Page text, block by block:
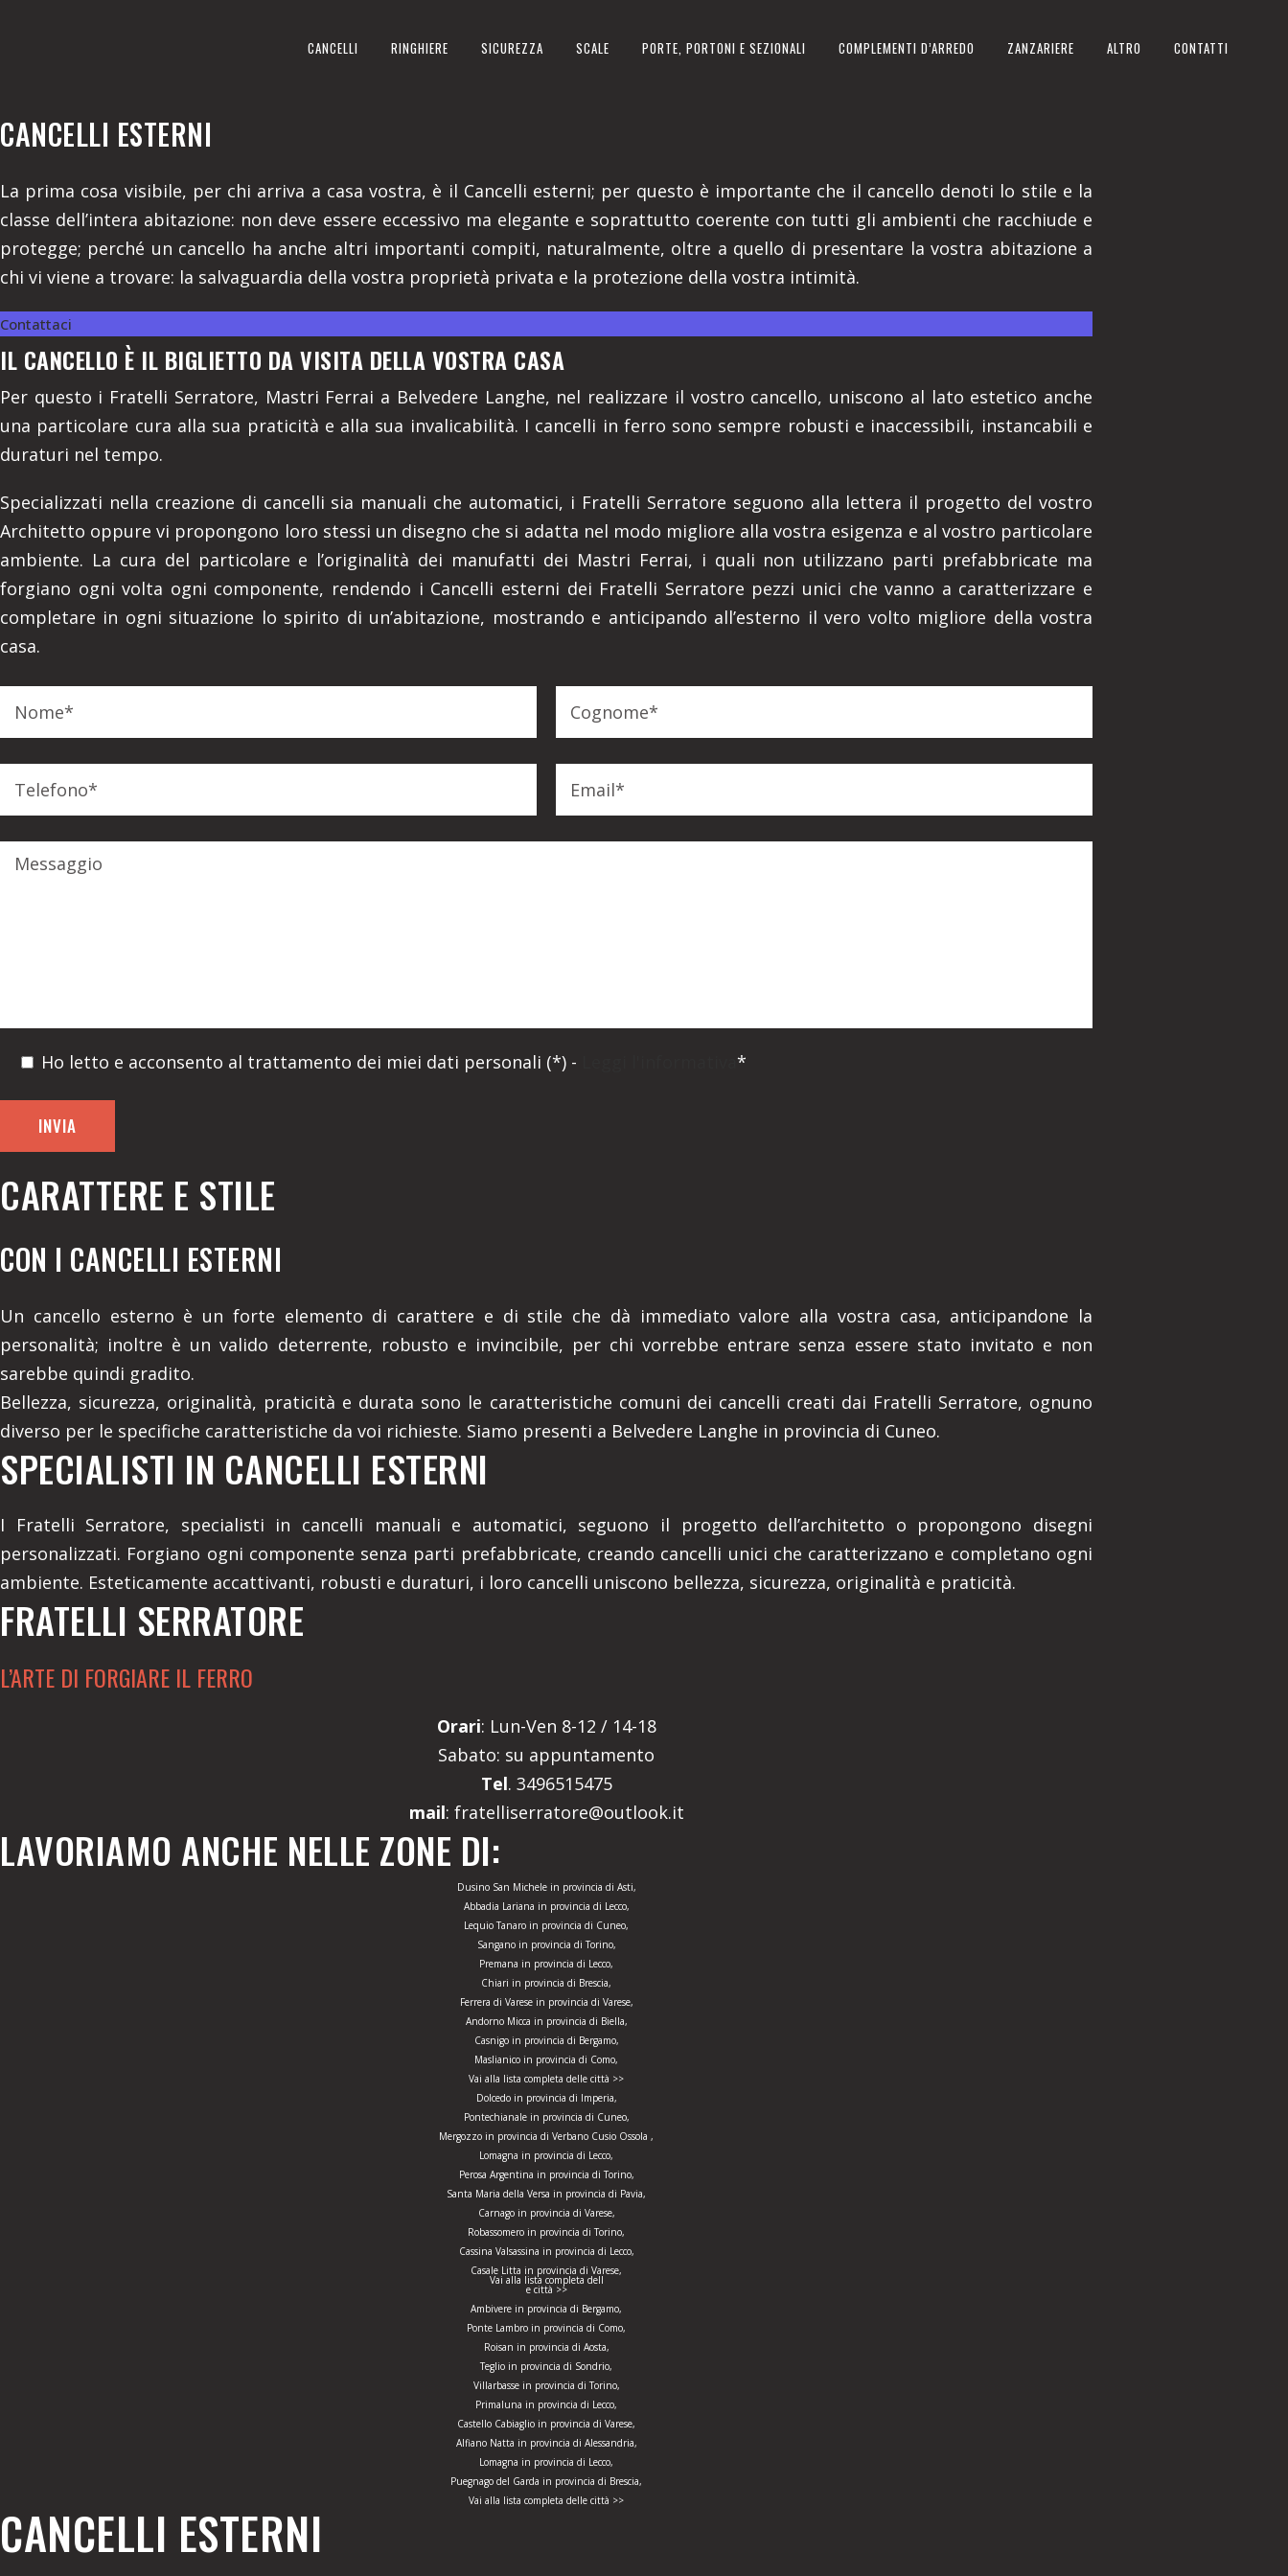
CANCELLI RINGHIERE SICUREZZA SCALE PORTE, PORTONI E SEZIONALI COMPLEMENTI D’ARREDO ZANZARIERE ALTRO CONTATTI
REALIZZIAMO A BELVEDERE LANGHE IN PROVINCIA DI CUNEO
CANCELLI ESTERNI
La prima cosa visibile, per chi arriva a casa vostra, è il Cancelli esterni; per questo è importante che il cancello denoti lo stile e la
classe dell’intera abitazione: non deve essere eccessivo ma elegante e soprattutto coerente con tutti gli ambienti che racchiude e
protegge; perché un cancello ha anche altri importanti compiti, naturalmente, oltre a quello di presentare la vostra abitazione a
chi vi viene a trovare: la salvaguardia della vostra proprietà privata e la protezione della vostra intimità.
Contattaci
IL CANCELLO È IL BIGLIETTO DA VISITA DELLA VOSTRA CASA
Per questo i Fratelli Serratore, Mastri Ferrai a Belvedere Langhe, nel realizzare il vostro cancello, uniscono al lato estetico anche
una particolare cura alla sua praticità e alla sua invalicabilità. I cancelli in ferro sono sempre robusti e inaccessibili, instancabili e
duraturi nel tempo.
Specializzati nella creazione di cancelli sia manuali che automatici, i Fratelli Serratore seguono alla lettera il progetto del vostro
Architetto oppure vi propongono loro stessi un disegno che si adatta nel modo migliore alla vostra esigenza e al vostro particolare
ambiente. La cura del particolare e l’originalità dei manufatti dei Mastri Ferrai, i quali non utilizzano parti prefabbricate ma
forgiano ogni volta ogni componente, rendendo i Cancelli esterni dei Fratelli Serratore pezzi unici che vanno a caratterizzare e
completare in ogni situazione lo spirito di un’abitazione, mostrando e anticipando all’esterno il vero volto migliore della vostra
casa.
Ho letto e acconsento al trattamento dei miei dati personali (*) - *
CARATTERE E STILE
CON I CANCELLI ESTERNI
Un cancello esterno è un forte elemento di carattere e di stile che dà immediato valore alla vostra casa, anticipandone la
personalità; inoltre è un valido deterrente, robusto e invincibile, per chi vorrebbe entrare senza essere stato invitato e non
sarebbe quindi gradito.
Bellezza, sicurezza, originalità, praticità e durata sono le caratteristiche comuni dei cancelli creati dai Fratelli Serratore, ognuno
diverso per le specifiche caratteristiche da voi richieste. Siamo presenti a Belvedere Langhe in provincia di Cuneo.
SPECIALISTI IN CANCELLI ESTERNI
I Fratelli Serratore, specialisti in cancelli manuali e automatici, seguono il progetto dell’architetto o propongono disegni
personalizzati. Forgiano ogni componente senza parti prefabbricate, creando cancelli unici che caratterizzano e completano ogni
ambiente. Esteticamente accattivanti, robusti e duraturi, i loro cancelli uniscono bellezza, sicurezza, originalità e praticità.
FRATELLI SERRATORE
L’ARTE DI FORGIARE IL FERRO
Orari: Lun-Ven 8-12 / 14-18
Sabato: su appuntamento
Tel. 3496515475
mail: fratelliserratore@outlook.it
LAVORIAMO ANCHE NELLE ZONE DI:
Dusino San Michele in provincia di Asti,
Abbadia Lariana in provincia di Lecco,
Lequio Tanaro in provincia di Cuneo,
Sangano in provincia di Torino,
Premana in provincia di Lecco,
Chiari in provincia di Brescia,
Ferrera di Varese in provincia di Varese,
Andorno Micca in provincia di Biella,
Casnigo in provincia di Bergamo,
Maslianico in provincia di Como,
Vai alla lista completa delle città >>
Dolcedo in provincia di Imperia,
Pontechianale in provincia di Cuneo,
Mergozzo in provincia di Verbano Cusio Ossola ,
Lomagna in provincia di Lecco,
Perosa Argentina in provincia di Torino,
Santa Maria della Versa in provincia di Pavia,
Carnago in provincia di Varese,
Robassomero in provincia di Torino,
Cassina Valsassina in provincia di Lecco,
Casale Litta in provincia di Varese,
Vai alla lista completa dell
e città >>
Ambivere in provincia di Bergamo,
Ponte Lambro in provincia di Como,
Roisan in provincia di Aosta,
Teglio in provincia di Sondrio,
Villarbasse in provincia di Torino,
Primaluna in provincia di Lecco,
Castello Cabiaglio in provincia di Varese,
Alfiano Natta in provincia di Alessandria,
Lomagna in provincia di Lecco,
Puegnago del Garda in provincia di Brescia,
Vai alla lista completa delle città >>
CANCELLI ESTERNI